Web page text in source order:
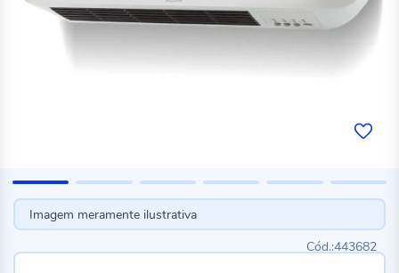
Imagem meramente ilustrativa
443682